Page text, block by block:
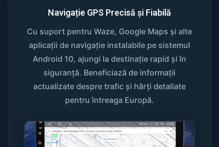
Navigație GPS Precisă și Fiabilă
Cu suport pentru Waze, Google Maps și alte
aplicații de navigație instalabile pe sistemul
Android 10, ajungi la destinație rapid și în
siguranță. Beneficiază de informații
actualizate despre trafic și hărți detaliate
pentru întreaga Europă.